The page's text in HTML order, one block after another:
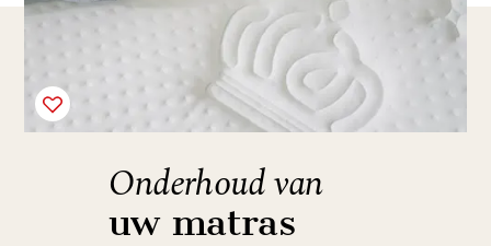
Onderhoud van
uw matras